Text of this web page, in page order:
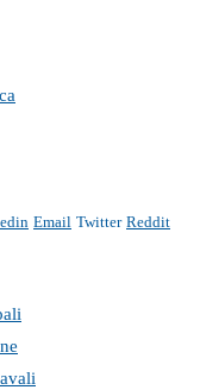
Email Twitter Reddit